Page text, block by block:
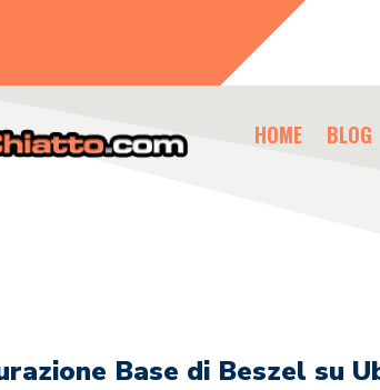
HOME BLOG
Base di Beszel su